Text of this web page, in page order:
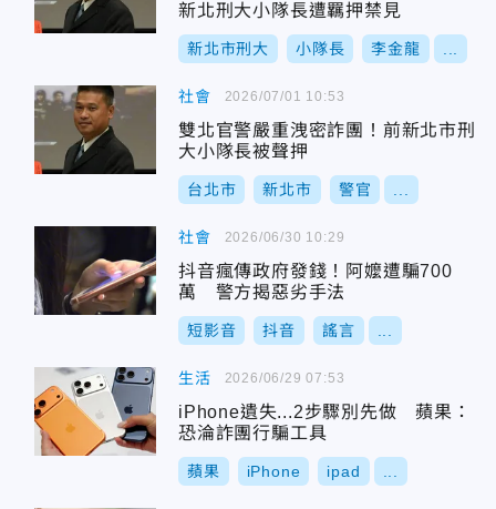
新北刑大小隊長遭羈押禁見
新北市刑大 小隊長 李金龍
社會
雙北官警嚴重洩密詐團！前新北市刑
大小隊長被聲押
台北市 新北市 警官
2026/07/01 10:53
社會
抖音瘋傳政府發錢！阿嬤遭騙700
萬 警方揭惡劣手法
短影音 抖音 謠言
2026/06/30 10:29
生活
iPhone遺失...2步驟別先做 蘋果：
恐淪詐團行騙工具
蘋果 iPhone ipad
2026/06/29 07:53